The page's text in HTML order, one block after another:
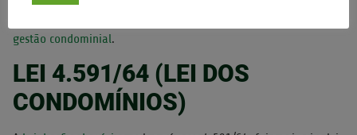
gestão condominial.
LEI 4.591/64 (LEI DOS
CONDOMÍNIOS)